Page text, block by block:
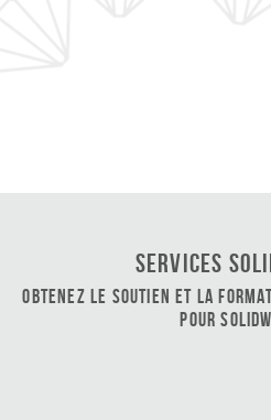
Services
Obtenez le soutien et la
pour